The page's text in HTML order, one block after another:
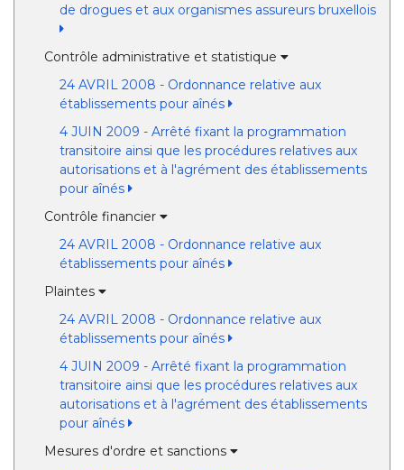
de drogues et aux organismes assureurs bruxellois
Contrôle administrative et statistique
24 AVRIL 2008 - Ordonnance relative aux
établissements pour aînés
4 JUIN 2009 - Arrêté fixant la programmation
transitoire ainsi que les procédures relatives aux
autorisations et à l'agrément des établissements
pour aînés
Contrôle financier
24 AVRIL 2008 - Ordonnance relative aux
établissements pour aînés
Plaintes
24 AVRIL 2008 - Ordonnance relative aux
établissements pour aînés
4 JUIN 2009 - Arrêté fixant la programmation
transitoire ainsi que les procédures relatives aux
autorisations et à l'agrément des établissements
pour aînés
Mesures d'ordre et sanctions